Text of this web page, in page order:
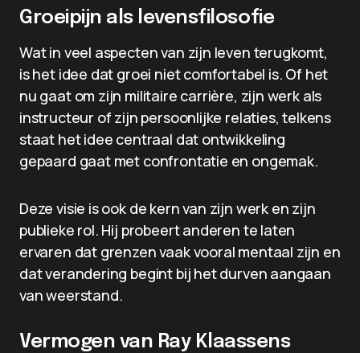
Groeipijn als levensfilosofie
Wat in veel aspecten van zijn leven terugkomt,
is het idee dat groei niet comfortabel is. Of het
nu gaat om zijn militaire carrière, zijn werk als
instructeur of zijn persoonlijke relaties, telkens
staat het idee centraal dat ontwikkeling
gepaard gaat met confrontatie en ongemak.
Deze visie is ook de kern van zijn werk en zijn
publieke rol. Hij probeert anderen te laten
ervaren dat grenzen vaak vooral mentaal zijn en
dat verandering begint bij het durven aangaan
van weerstand.
Vermogen van Ray Klaassens